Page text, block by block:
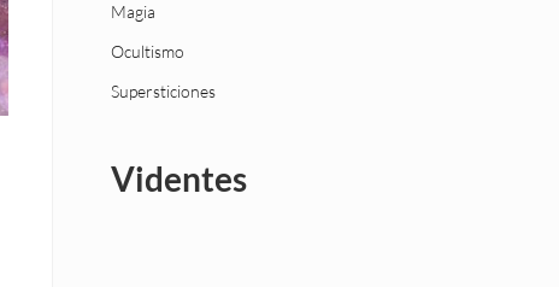
Magia
Ocultismo
Supersticiones
Videntes